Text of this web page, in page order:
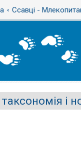
Ссавці -
і